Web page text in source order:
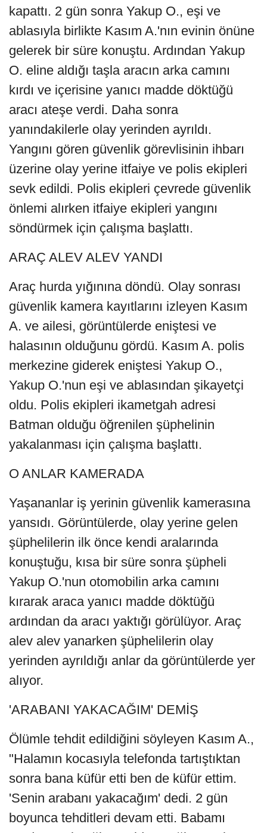
kapattı. 2 gün sonra Yakup O., eşi ve
ablasıyla birlikte Kasım A.'nın evinin önüne
gelerek bir süre konuştu. Ardından Yakup
O. eline aldığı taşla aracın arka camını
kırdı ve içerisine yanıcı madde döktüğü
aracı ateşe verdi. Daha sonra
yanındakilerle olay yerinden ayrıldı.
Yangını gören güvenlik görevlisinin ihbarı
üzerine olay yerine itfaiye ve polis ekipleri
sevk edildi. Polis ekipleri çevrede güvenlik
önlemi alırken itfaiye ekipleri yangını
söndürmek için çalışma başlattı.
ARAÇ ALEV ALEV YANDI
Araç hurda yığınına döndü. Olay sonrası
güvenlik kamera kayıtlarını izleyen Kasım
A. ve ailesi, görüntülerde eniştesi ve
halasının olduğunu gördü. Kasım A. polis
merkezine giderek eniştesi Yakup O.,
Yakup O.'nun eşi ve ablasından şikayetçi
oldu. Polis ekipleri ikametgah adresi
Batman olduğu öğrenilen şüphelinin
yakalanması için çalışma başlattı.
O ANLAR KAMERADA
Yaşananlar iş yerinin güvenlik kamerasına
yansıdı. Görüntülerde, olay yerine gelen
şüphelilerin ilk önce kendi aralarında
konuştuğu, kısa bir süre sonra şüpheli
Yakup O.'nun otomobilin arka camını
kırarak araca yanıcı madde döktüğü
ardından da aracı yaktığı görülüyor. Araç
alev alev yanarken şüphelilerin olay
yerinden ayrıldığı anlar da görüntülerde yer
alıyor.
'ARABANI YAKACAĞIM' DEMİŞ
Ölümle tehdit edildiğini söyleyen Kasım A.,
"Halamın kocasıyla telefonda tartıştıktan
sonra bana küfür etti ben de küfür ettim.
'Senin arabanı yakacağım' dedi. 2 gün
boyunca tehditleri devam etti. Babamı